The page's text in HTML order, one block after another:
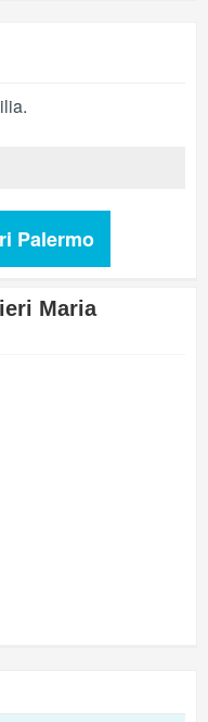
.
Palermo
Maria